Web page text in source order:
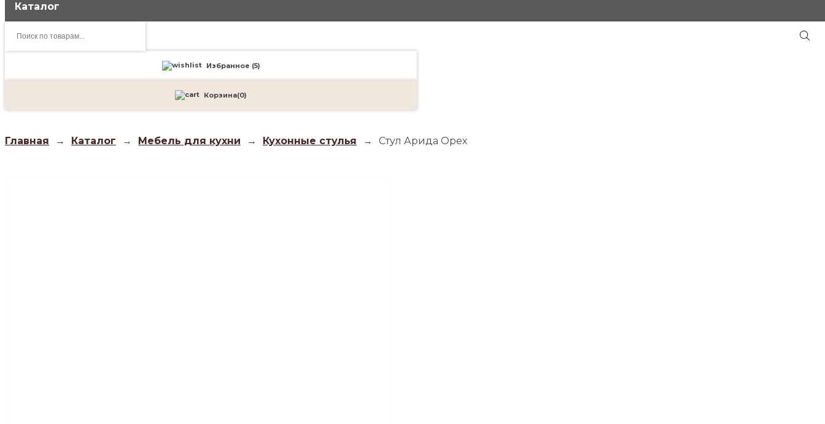
Каталог
товаров
Избранное (5)
Корзина(0)
Главная → Каталог → Мебель для кухни → Кухонные стулья → Стул Арида Орех